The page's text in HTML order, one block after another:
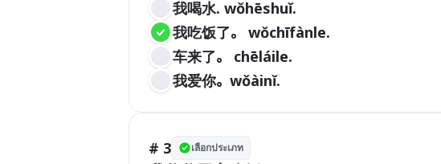
我喝水. wǒhēshuǐ.
我吃饭了。 wǒchīfànle.
车来了。 chēláile.
我爱你。wǒàinǐ.
# 3 เลือกประเภท